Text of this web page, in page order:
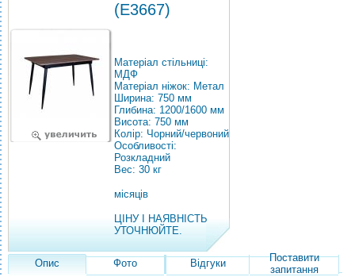
(E3667)
Матеріал стільниці:
МДФ
Матеріал ніжок: Метал
Ширина: 750 мм
Глибина: 1200/1600 мм
Висота: 750 мм
Колір: Чорний/червоний
Особливості:
Розкладний
Вес: 30 кг
місяців
ЦІНУ І НАЯВНІСТЬ
УТОЧНЮЙТЕ.
Опис Фото Відгуки
Поставити
запитання